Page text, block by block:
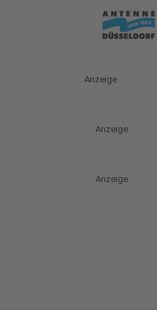
Anzeige
Anzeige
Anzeige